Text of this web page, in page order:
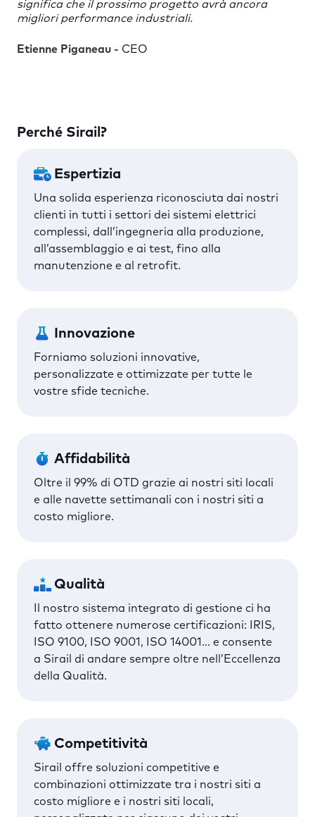
significa che il prossimo progetto avrà ancora
migliori performance industriali.
Etienne Piganeau - CEO
Perché Sirail?
Espertizia
Una solida esperienza riconosciuta dai nostri
clienti in tutti i settori dei sistemi elettrici
complessi, dall’ingegneria alla produzione,
all’assemblaggio e ai test, fino alla
manutenzione e al retrofit.
Innovazione
Forniamo soluzioni innovative,
personalizzate e ottimizzate per tutte le
vostre sfide tecniche.
Affidabilità
Oltre il 99% di OTD grazie ai nostri siti locali
e alle navette settimanali con i nostri siti a
costo migliore.
Qualità
Il nostro sistema integrato di gestione ci ha
fatto ottenere numerose certificazioni: IRIS,
ISO 9100, ISO 9001, ISO 14001… e consente
a Sirail di andare sempre oltre nell’Eccellenza
della Qualità.
Competitività
Sirail offre soluzioni competitive e
combinazioni ottimizzate tra i nostri siti a
costo migliore e i nostri siti locali,